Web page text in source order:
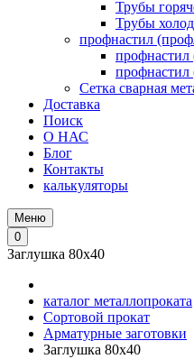
Трубы
Трубы
профнастил
Сетка сварная
Доставка
Поиск
О НАС
Блог
Контакты
калькуляторы
Меню
0
Заглушка 80x40
каталог металлопроката
Сортовой прокат
Арматурные заготовки
Заглушка 80x40